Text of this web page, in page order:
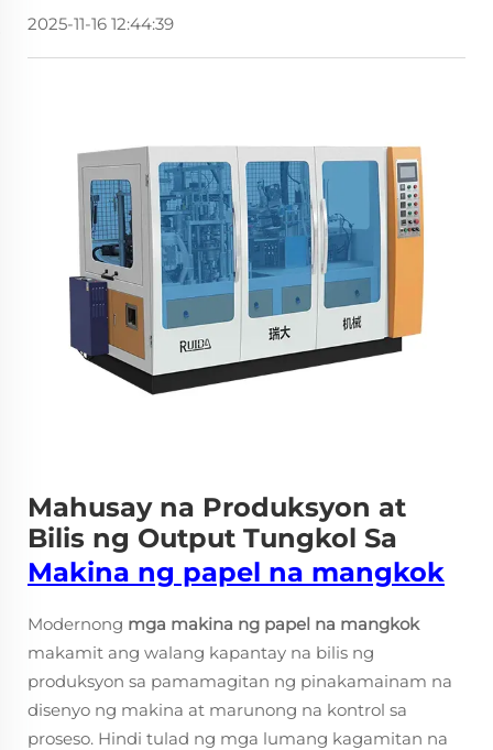
2025-11-16 12:44:39
Mahusay na Produksyon at
Bilis ng Output Tungkol Sa
Makina ng papel na mangkok
Modernong mga makina ng papel na mangkok
makamit ang walang kapantay na bilis ng
produksyon sa pamamagitan ng pinakamainam na
disenyo ng makina at marunong na kontrol sa
proseso. Hindi tulad ng mga lumang kagamitan na